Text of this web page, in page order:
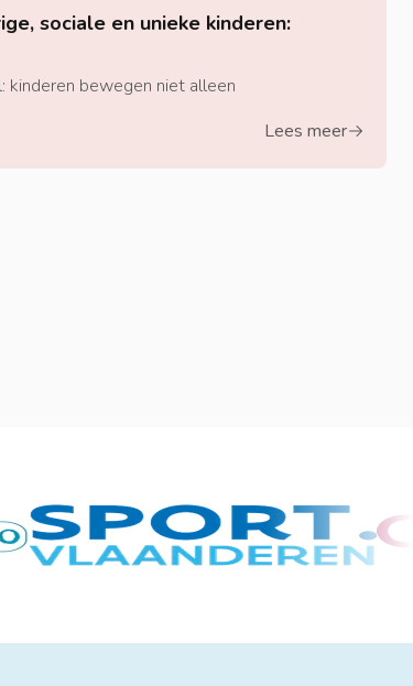
sociale en unieke kinderen:
bewegen niet alleen
Lees meerarrow-right